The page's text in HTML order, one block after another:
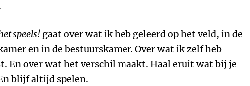
speels! gaat over wat ik heb geleerd op het veld, in de
en in de bestuurskamer. Over wat ik zelf heb
En over wat het verschil maakt. Haal eruit wat bij je
blijf altijd spelen.